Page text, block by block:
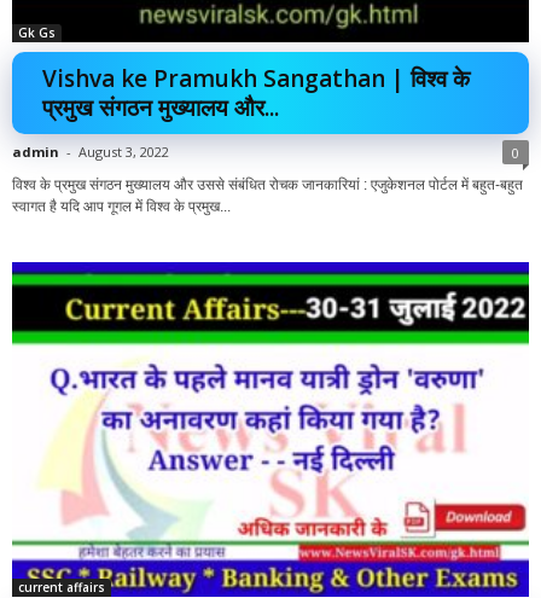
Gk Gs
Vishva ke Pramukh Sangathan | विश्व के
प्रमुख संगठन मुख्यालय और...
admin - August 3, 2022 0
विश्व के प्रमुख संगठन मुख्यालय और उससे संबंधित रोचक जानकारियां : एजुकेशनल पोर्टल में बहुत-बहुत
स्वागत है यदि आप गूगल में विश्व के प्रमुख...
current affairs